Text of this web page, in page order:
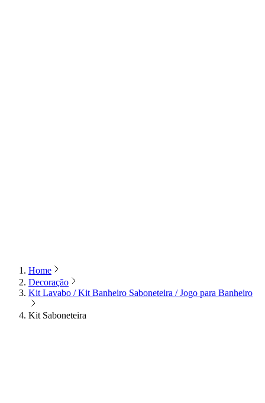
Home
Decoração
Kit Lavabo / Kit Banheiro Saboneteira / Jogo para Banheiro
Kit Saboneteira